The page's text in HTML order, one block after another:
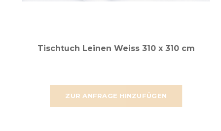
ZUR ANFRAGE HINZUFÜGEN
Tischtuch Leinen Weiss 310 x 310 cm